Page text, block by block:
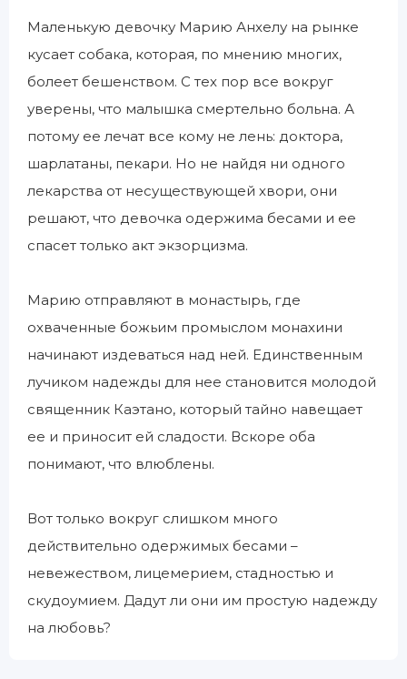
Маленькую девочку Марию Анхелу на рынке
кусает собака, которая, по мнению многих,
болеет бешенством. С тех пор все вокруг
уверены, что малышка смертельно больна. А
потому ее лечат все кому не лень: доктора,
шарлатаны, пекари. Но не найдя ни одного
лекарства от несуществующей хвори, они
решают, что девочка одержима бесами и ее
спасет только акт экзорцизма.
Марию отправляют в монастырь, где
охваченные божьим промыслом монахини
начинают издеваться над ней. Единственным
лучиком надежды для нее становится молодой
священник Каэтано, который тайно навещает
ее и приносит ей сладости. Вскоре оба
понимают, что влюблены.
Вот только вокруг слишком много
действительно одержимых бесами –
невежеством, лицемерием, стадностью и
скудоумием. Дадут ли они им простую надежду
на любовь?